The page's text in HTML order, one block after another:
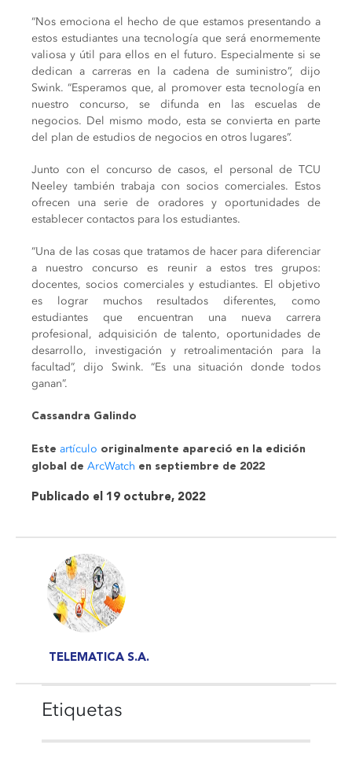
“Nos emociona el hecho de que estamos presentando a
estos estudiantes una tecnología que será enormemente
valiosa y útil para ellos en el futuro. Especialmente si se
dedican a carreras en la cadena de suministro”, dijo
Swink. “Esperamos que, al promover esta tecnología en
nuestro concurso, se difunda en las escuelas de
negocios. Del mismo modo, esta se convierta en parte
del plan de estudios de negocios en otros lugares”.
Junto con el concurso de casos, el personal de TCU
Neeley también trabaja con socios comerciales. Estos
ofrecen una serie de oradores y oportunidades de
establecer contactos para los estudiantes.
“Una de las cosas que tratamos de hacer para diferenciar
a nuestro concurso es reunir a estos tres grupos:
docentes, socios comerciales y estudiantes. El objetivo
es lograr muchos resultados diferentes, como
estudiantes que encuentran una nueva carrera
profesional, adquisición de talento, oportunidades de
desarrollo, investigación y retroalimentación para la
facultad”, dijo Swink. “Es una situación donde todos
ganan”.
Cassandra Galindo
Este artículo originalmente apareció en la edición
global de ArcWatch en septiembre de 2022
Publicado el 19 octubre, 2022
TELEMATICA S.A.
Etiquetas